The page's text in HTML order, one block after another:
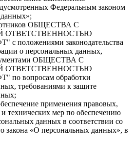
Федеральным законом
ОБЩЕСТВА С
ОТВЕТСТВЕННОСТЬЮ
положениями законодательства
о персональных данных,
ОБЩЕСТВА С
ОТВЕТСТВЕННОСТЬЮ
по вопросам обработки
требованиями к защите
применения правовых,
технических мер по обеспечению
данных в соответствии со
закона «О персональных данных», в